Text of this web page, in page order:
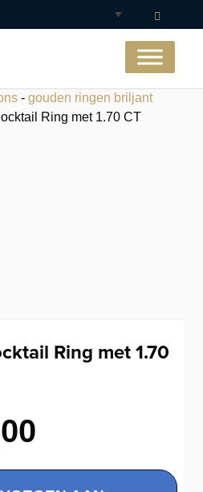
- gouden ringen briljant
Ring met 1.70 CT
Ring met 1.70